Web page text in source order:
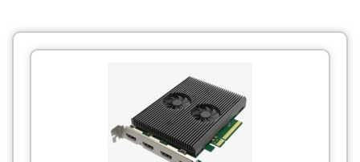
Professional Video Equipment
Visualizer
Fiber Optic
AV over IP